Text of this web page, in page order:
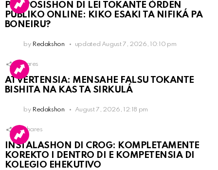
PROPOSISHON DI LEI TOKANTE ÒRDEN
PÚBLIKO ONLINE: KIKO ESAKI TA NIFIKÁ PA
BONEIRU?
by Redakshon updated August 7, 2026, 10:10 pm
Shares
ATVERTENSIA: MENSAHE FALSU TOKANTE
BISHITA NA KAS TA SIRKULÁ
by Redakshon August 7, 2026, 12:18 pm
16 Shares
INSTALASHON DI CROG: KOMPLETAMENTE
KOREKTO I DENTRO DI E KOMPETENSIA DI
KOLEGIO EHEKUTIVO